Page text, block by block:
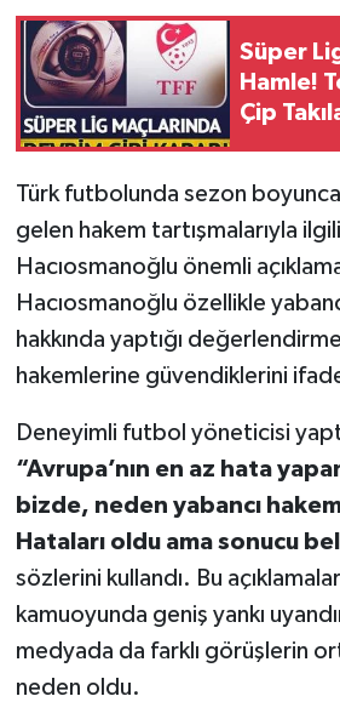
Süper
Hamle!
Çip
Türk futbolunda sezon boyunca
gelen hakem tartışmalarıyla
Hacıosmanoğlu önemli
Hacıosmanoğlu özellikle
hakkında yaptığı
hakemlerine güvendiklerini
Deneyimli futbol yöneticisi
“Avrupa’nın en az hata
bizde, neden yabancı
Hataları oldu ama sonucu
sözlerini kullandı. Bu
kamuoyunda geniş yankı
medyada da farklı görüşlerin
neden oldu.